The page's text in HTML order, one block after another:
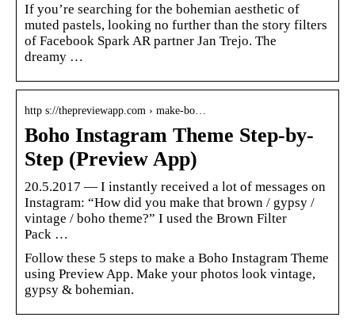
If you’re searching for the bohemian aesthetic of
muted pastels, looking no further than the story filters
of Facebook Spark AR partner Jan Trejo. The
dreamy …
http s://thepreviewapp.com › make-bo…
Boho Instagram Theme Step-by-
Step (Preview App)
20.5.2017 — I instantly received a lot of messages on
Instagram: “How did you make that brown / gypsy /
vintage / boho theme?” I used the Brown Filter
Pack …
Follow these 5 steps to make a Boho Instagram Theme
using Preview App. Make your photos look vintage,
gypsy & bohemian.